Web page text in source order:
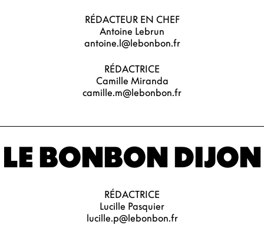
RÉDACTEUR EN CHEF
Antoine Lebrun
antoine.l@lebonbon.fr
RÉDACTRICE
Camille Miranda
camille.m@lebonbon.fr
LE BONBON DIJON
RÉDACTRICE
Lucille Pasquier
lucille.p@lebonbon.fr